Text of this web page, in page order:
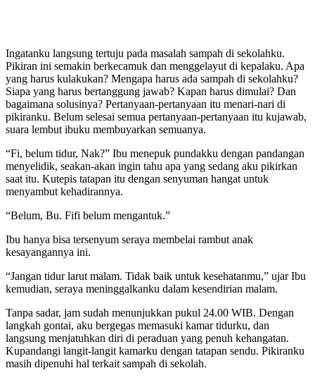
Ingatanku langsung tertuju pada masalah sampah di sekolahku.
Pikiran ini semakin berkecamuk dan menggelayut di kepalaku. Apa
yang harus kulakukan? Mengapa harus ada sampah di sekolahku?
Siapa yang harus bertanggung jawab? Kapan harus dimulai? Dan
bagaimana solusinya? Pertanyaan-pertanyaan itu menari-nari di
pikiranku. Belum selesai semua pertanyaan-pertanyaan itu kujawab,
suara lembut ibuku membuyarkan semuanya.
“Fi, belum tidur, Nak?” Ibu menepuk pundakku dengan pandangan
menyelidik, seakan-akan ingin tahu apa yang sedang aku pikirkan
saat itu. Kutepis tatapan itu dengan senyuman hangat untuk
menyambut kehadirannya.
“Belum, Bu. Fifi belum mengantuk.”
Ibu hanya bisa tersenyum seraya membelai rambut anak
kesayangannya ini.
“Jangan tidur larut malam. Tidak baik untuk kesehatanmu,” ujar Ibu
kemudian, seraya meninggalkanku dalam kesendirian malam.
Tanpa sadar, jam sudah menunjukkan pukul 24.00 WIB. Dengan
langkah gontai, aku bergegas memasuki kamar tidurku, dan
langsung menjatuhkan diri di peraduan yang penuh kehangatan.
Kupandangi langit-langit kamarku dengan tatapan sendu. Pikiranku
masih dipenuhi hal terkait sampah di sekolah.